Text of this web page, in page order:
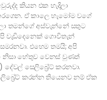
කියන එක හැදිලා
ඒ කාලෙ හැමෝම වගේ
තමන්ගේ අස්වැන්නේ සතුට
වැඩිදෙනෙක් ගොවිතැන්
එහෙම තමයි; අපි
නිසා හේතුව වෙනස් වුණත්
සෙලිබ්‍රේට් කරනවා.
කරන්න තියෙනව නම් ඒක